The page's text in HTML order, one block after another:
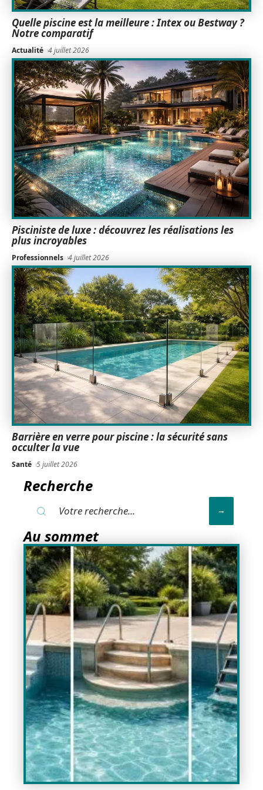
Quelle piscine est la meilleure : Intex ou Bestway ?
Notre comparatif
Actualité 4 juillet 2026
Pisciniste de luxe : découvrez les réalisations les
plus incroyables
Professionnels 4 juillet 2026
Barrière en verre pour piscine : la sécurité sans
occulter la vue
Santé 5 juillet 2026
Recherche
Au sommet